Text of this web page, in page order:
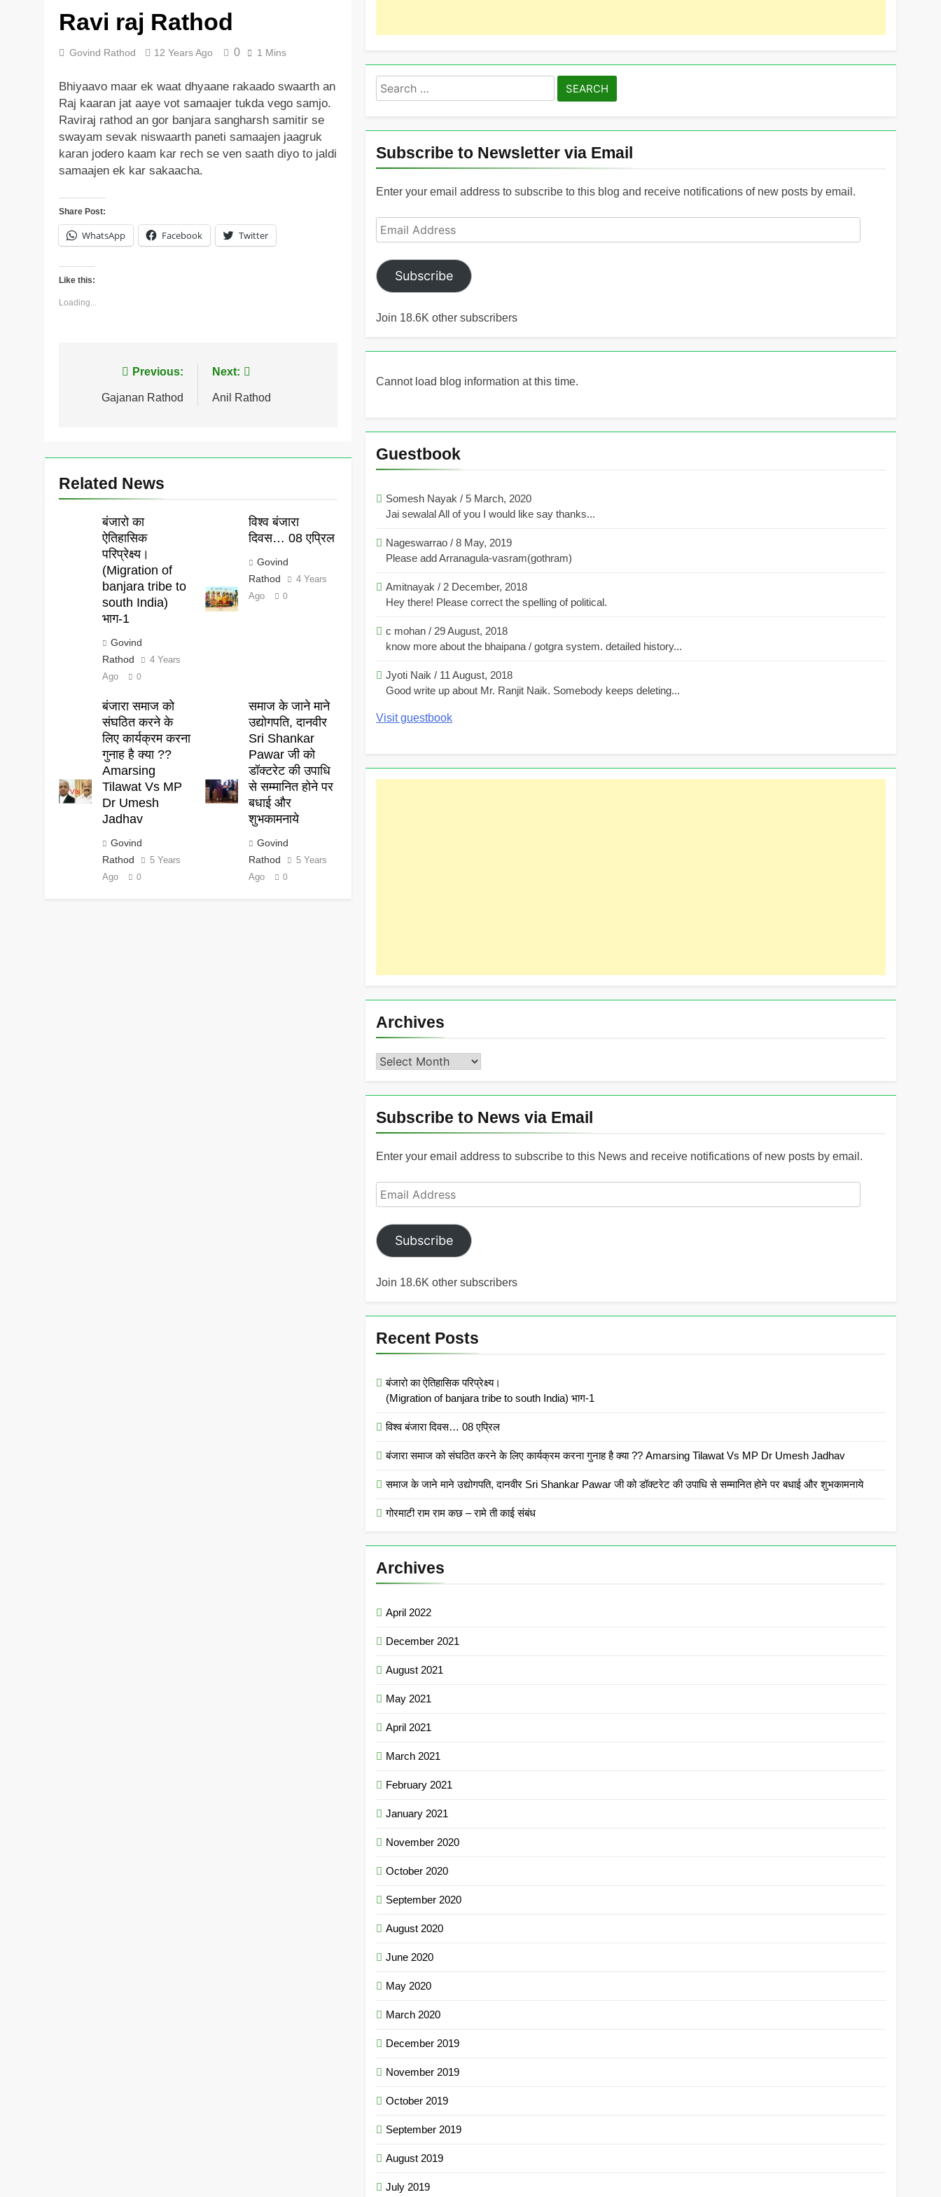
Ravi raj Rathod
Govind Rathod 12 Years Ago 0 1 Mins
Bhiyaavo maar ek waat dhyaane rakaado swaarth an
Raj kaaran jat aaye vot samaajer tukda vego samjo.
Raviraj rathod an gor banjara sangharsh samitir se
swayam sevak niswaarth paneti samaajen jaagruk
karan jodero kaam kar rech se ven saath diyo to jaldi
samaajen ek kar sakaacha.
Share Post:
WhatsApp Facebook Twitter
Like this:
Loading...
navigation
Previous:
Gajanan Rathod
Next:
Anil Rathod
Related News
बंजारो का
ऐतिहासिक
परिप्रेक्ष्य।
(Migration of
banjara tribe to
south India)
भाग-1
Govind
Rathod
4 Years
Ago
0
विश्व बंजारा
दिवस… 08 एप्रिल
Govind
Rathod
4 Years
Ago
0
बंजारा समाज को
संघठित करने के
लिए कार्यक्रम करना
गुनाह है क्या ??
Amarsing
Tilawat Vs MP
Dr Umesh
Jadhav
Govind
Rathod
5 Years
Ago
0
समाज के जाने माने
उद्योगपति, दानवीर
Sri Shankar
Pawar जी को
डॉक्टरेट की उपाधि
से सम्मानित होने पर
बधाई और
शुभकामनाये
Govind
Rathod
5 Years
Ago
0
Search
for:
Subscribe to Newsletter via Email
Enter your email address to subscribe to this blog and receive notifications of new posts by email.
Email
Address
Subscribe
Join 18.6K other subscribers
Cannot load blog information at this time.
Guestbook
Somesh Nayak / 5 March, 2020
Jai sewalal All of you I would like say thanks...
Nageswarrao / 8 May, 2019
Please add Arranagula-vasram(gothram)
Amitnayak / 2 December, 2018
Hey there! Please correct the spelling of political.
c mohan / 29 August, 2018
know more about the bhaipana / gotgra system. detailed history...
Jyoti Naik / 11 August, 2018
Good write up about Mr. Ranjit Naik. Somebody keeps deleting...
Visit guestbook
Archives
Archives
Subscribe to News via Email
Enter your email address to subscribe to this News and receive notifications of new posts by email.
Email
Address
Subscribe
Join 18.6K other subscribers
Recent Posts
बंजारो का ऐतिहासिक परिप्रेक्ष्य।
(Migration of banjara tribe to south India) भाग-1
विश्व बंजारा दिवस… 08 एप्रिल
बंजारा समाज को संघठित करने के लिए कार्यक्रम करना गुनाह है क्या ?? Amarsing Tilawat Vs MP Dr Umesh Jadhav
समाज के जाने माने उद्योगपति, दानवीर Sri Shankar Pawar जी को डॉक्टरेट की उपाधि से सम्मानित होने पर बधाई और शुभकामनाये
गोरमाटी राम राम कछ – रामे ती काई संबंध
Archives
April 2022
December 2021
August 2021
May 2021
April 2021
March 2021
February 2021
January 2021
November 2020
October 2020
September 2020
August 2020
June 2020
May 2020
March 2020
December 2019
November 2019
October 2019
September 2019
August 2019
July 2019